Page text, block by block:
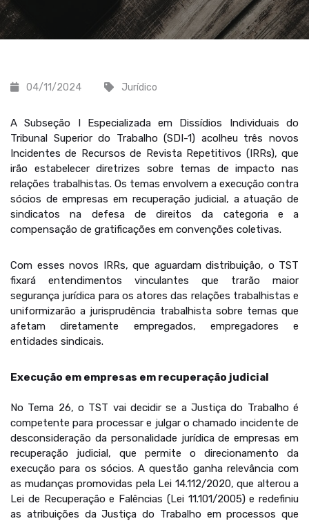
04/11/2024 Jurídico
A Subseção I Especializada em Dissídios Individuais do
Tribunal Superior do Trabalho (SDI-1) acolheu três novos
Incidentes de Recursos de Revista Repetitivos (IRRs), que
irão estabelecer diretrizes sobre temas de impacto nas
relações trabalhistas. Os temas envolvem a execução contra
sócios de empresas em recuperação judicial, a atuação de
sindicatos na defesa de direitos da categoria e a
compensação de gratificações em convenções coletivas.
Com esses novos IRRs, que aguardam distribuição, o TST
fixará entendimentos vinculantes que trarão maior
segurança jurídica para os atores das relações trabalhistas e
uniformizarão a jurisprudência trabalhista sobre temas que
afetam diretamente empregados, empregadores e
entidades sindicais.
Execução em empresas em recuperação judicial
No Tema 26, o TST vai decidir se a Justiça do Trabalho é
competente para processar e julgar o chamado incidente de
desconsideração da personalidade jurídica de empresas em
recuperação judicial, que permite o direcionamento da
execução para os sócios. A questão ganha relevância com
as mudanças promovidas pela Lei 14.112/2020, que alterou a
Lei de Recuperação e Falências (Lei 11.101/2005) e redefiniu
as atribuições da Justiça do Trabalho em processos que